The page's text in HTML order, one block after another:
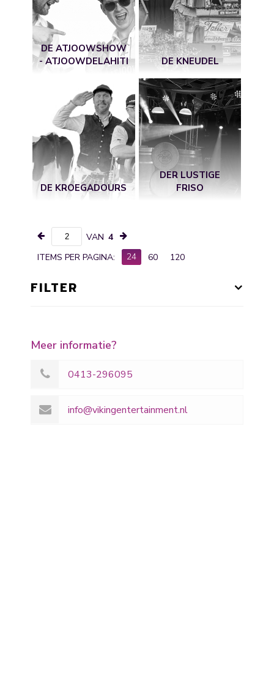
DE ATJOOWSHOW
- ATJOOWDELAHITI
DE KNEUDEL
DE KROEGADOURS
DER LUSTIGE
FRISO
VAN 4
ITEMS PER PAGINA:
24 60 120
FILTER
Meer informatie?
0413-296095
info@vikingentertainment.nl